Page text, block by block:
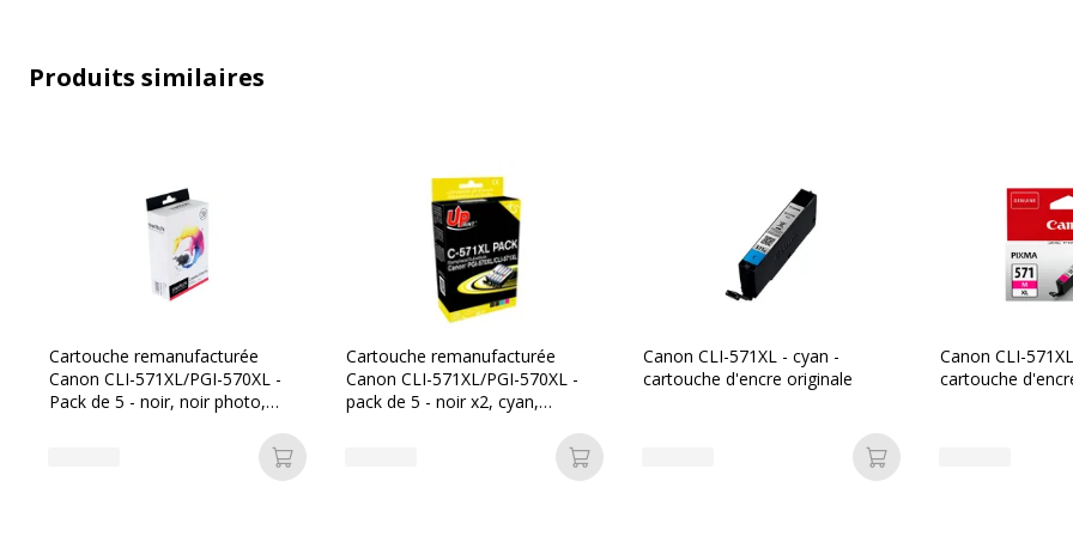
Caractéristiques générales
Catégorie d'accessoire Consommables d'impression
Catégorie de consommable Cartouches
Couleur de l'article Noir
Quantité incluse 1
Type de cartouche Compatible UPrint
Données d'identification
Référence produit
Produits similaires
Cartouche remanufacturée
Canon CLI-571XL/PGI-570XL -
Pack de 5 - noir, noir photo,
Ajouter au panier
Cartouche remanufacturée
Canon CLI-571XL/PGI-570XL -
pack de 5 - noir x2, cyan,
Ajouter au panier
Canon CLI-571XL - cyan -
cartouche d'encre originale
Ajouter au panier
Canon CLI-
cartouche